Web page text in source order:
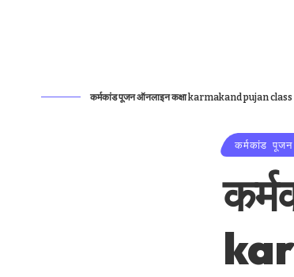
कर्मकांड पूजन ऑनलाइन कक्षा karmakand pujan class
कर्मकांड